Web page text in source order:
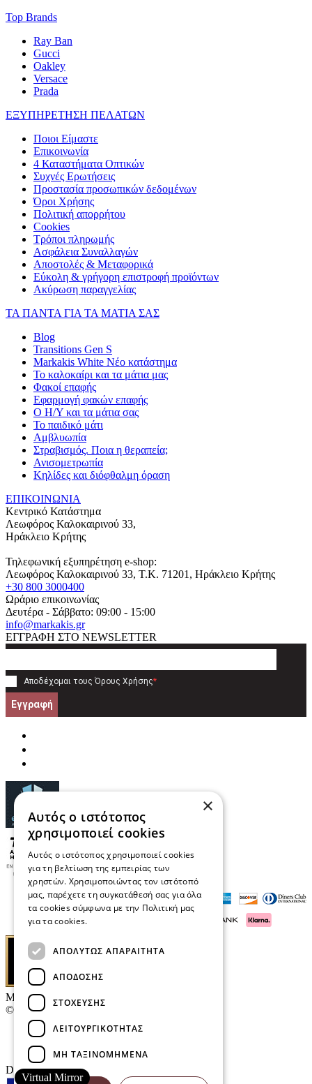
Top Brands
Ray Ban
Gucci
Oakley
Versace
Prada
ΕΞΥΠΗΡΕΤΗΣΗ ΠΕΛΑΤΩΝ
Ποιοι Είμαστε
Επικοινωνία
4 Καταστήματα Οπτικών
Συχνές Ερωτήσεις
Προστασία προσωπικών δεδομένων
Όροι Χρήσης
Πολιτική απορρήτου
Cookies
Τρόποι πληρωμής
Ασφάλεια Συναλλαγών
Αποστολές & Μεταφορικά
Εύκολη & γρήγορη επιστροφή προϊόντων
Ακύρωση παραγγελίας
ΤΑ ΠΑΝΤΑ ΓΙΑ ΤΑ ΜΑΤΙΑ ΣΑΣ
Blog
Transitions Gen S
Markakis White Νέο κατάστημα
Το καλοκαίρι και τα μάτια μας
Φακοί επαφής
Εφαρμογή φακών επαφής
Ο Η/Υ και τα μάτια σας
Το παιδικό μάτι
Αμβλυωπία
Στραβισμός. Ποια η θεραπεία;
Ανισομετρωπία
Κηλίδες και διόφθαλμη όραση
ΕΠΙΚΟΙΝΩΝΙΑ
Κεντρικό Κατάστημα
Λεωφόρος Καλοκαιρινού 33,
Ηράκλειο Κρήτης
Τηλεφωνική εξυπηρέτηση e-shop:
Λεωφόρος Καλοκαιρινού 33, T.K. 71201 , Ηράκλειο Κρήτης
+30 800 3000400
Ωράριο επικοινωνίας
Δευτέρα - Σάββατο: 09:00 - 15:00
info@markakis.gr
ΕΓΓΡΑΦΗ ΣΤΟ NEWSLETTER
Αποδέχομαι τους Όρους Χρήσης*
Εγγραφή
Μαρκάκης Οπτικά
© 2026
Επικοινωνία
E-Volution Awards
Designed & developed by
Virtual Mirror
×
Αυτός ο ιστότοπος
χρησιμοποιεί cookies
Αυτός ο ιστότοπος χρησιμοποιεί cookies
για τη βελτίωση της εμπειρίας των
χρηστών. Χρησιμοποιώντας τον ιστότοπό
μας, παρέχετε τη συγκατάθεσή σας για όλα
τα cookies σύμφωνα με την Πολιτική μας
για τα cookies.
ΑΠΟΛΎΤΩΣ ΑΠΑΡΑΊΤΗΤΑ
ΑΠΌΔΟΣΗΣ
ΣΤΌΧΕΥΣΗΣ
ΛΕΙΤΟΥΡΓΙΚΌΤΗΤΑΣ
ΜΗ ΤΑΞΙΝΟΜΗΜΈΝΑ